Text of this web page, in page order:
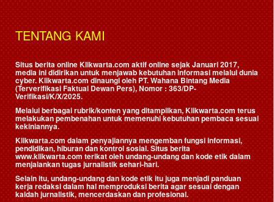
TENTANG KAMI
Situs berita online Klikwarta.com aktif online sejak Januari 2017,
media ini didirikan untuk menjawab kebutuhan informasi melalui dunia
cyber. Klikwarta.com dinaungi oleh PT. Wahana Bintang Media
(Terverifikasi Faktual Dewan Pers), Nomor : 363/DP-
Verifikasi/K/X/2025.
Melalui berbagai rubrik/konten yang ditampilkan, Klikwarta.com terus
melakukan pembenahan untuk memenuhi kebutuhan pembaca sesuai
kekiniannya.
Klikwarta.com dalam penyajiannya mengemban fungsi informasi,
pendidikan, hiburan dan kontrol sosial. Situs berita
www.klikwarta.com terikat oleh undang-undang dan kode etik dalam
menjalankan tugas jurnalistik sehari-hari.
Selain itu, undang-undang dan kode etik itu juga menjadi panduan
kerja redaksi dalam hal memproduksi berita agar sesuai dengan
kaidah jurnalistik, mencerdaskan dan profesional.